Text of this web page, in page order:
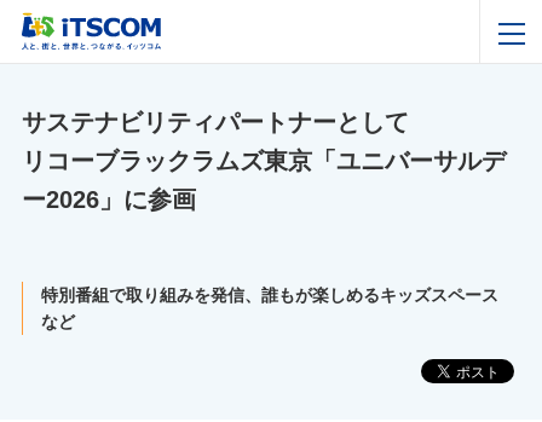
サステナビリティパートナーとして
リコーブラックラムズ東京「ユニバーサルデ
ー2026」に参画
特別番組で取り組みを発信、誰もが楽しめるキッズスペース
など